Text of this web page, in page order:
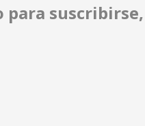
para suscribirse,